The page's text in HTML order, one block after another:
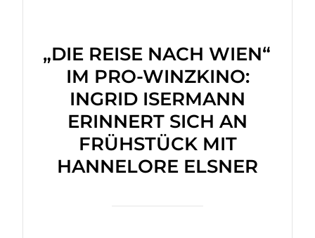
„DIE REISE NACH WIEN“
IM PRO-WINZKINO:
INGRID ISERMANN
ERINNERT SICH AN
FRÜHSTÜCK MIT
HANNELORE ELSNER